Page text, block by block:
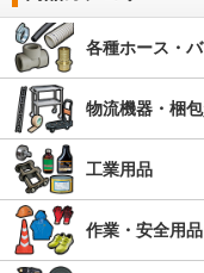
各種ホース・
物流機器・梱
工業用品
作業・安全用品